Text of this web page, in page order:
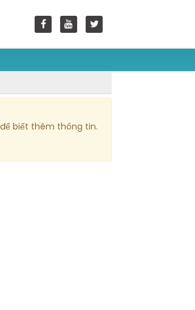
biết thêm thông tin.